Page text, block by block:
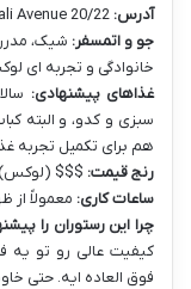
آدرس:
جو و اتمسفر: شیک،
خانوادگی و تجربه ای
غذاهای پیشنهادی:
سبزی و کدو، و البته
هم برای تکمیل تجربه
رنج قیمت: $$$
ساعات کاری: معمولاً از
چرا این رستوران را
کیفیت عالی رو تو یه
فوق العاده ایه. حتی